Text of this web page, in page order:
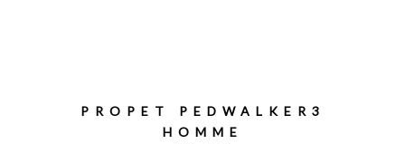
PROPET PEDWALKER3
HOMME